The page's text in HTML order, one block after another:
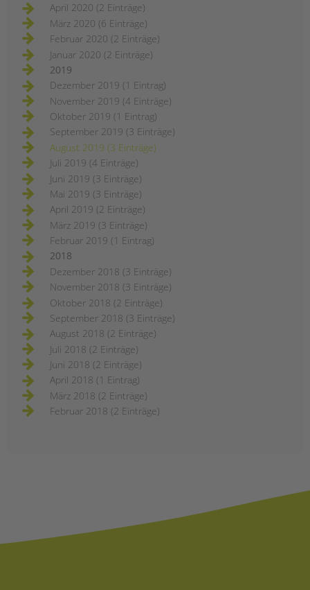
April 2020 (2 Einträge)
März 2020 (6 Einträge)
Februar 2020 (2 Einträge)
Januar 2020 (2 Einträge)
2019
Dezember 2019 (1 Eintrag)
November 2019 (4 Einträge)
Oktober 2019 (1 Eintrag)
September 2019 (3 Einträge)
August 2019 (3 Einträge)
Juli 2019 (4 Einträge)
Juni 2019 (3 Einträge)
Mai 2019 (3 Einträge)
April 2019 (2 Einträge)
März 2019 (3 Einträge)
Februar 2019 (1 Eintrag)
2018
Dezember 2018 (3 Einträge)
November 2018 (3 Einträge)
Oktober 2018 (2 Einträge)
September 2018 (3 Einträge)
August 2018 (2 Einträge)
Juli 2018 (2 Einträge)
Juni 2018 (2 Einträge)
April 2018 (1 Eintrag)
März 2018 (2 Einträge)
Februar 2018 (2 Einträge)